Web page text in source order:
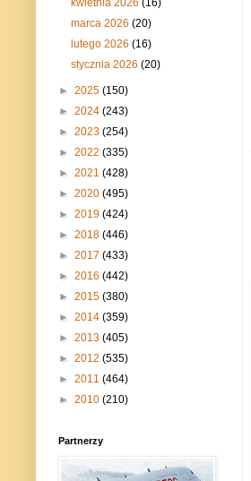
kwietnia 2026(16)
marca 2026(20)
lutego 2026(16)
stycznia 2026(20)
► 2025 (150)
► 2024 (243)
► 2023 (254)
► 2022 (335)
► 2021 (428)
► 2020 (495)
► 2019 (424)
► 2018 (446)
► 2017 (433)
► 2016 (442)
► 2015 (380)
► 2014 (359)
► 2013 (405)
► 2012 (535)
► 2011 (464)
► 2010 (210)
Partnerzy